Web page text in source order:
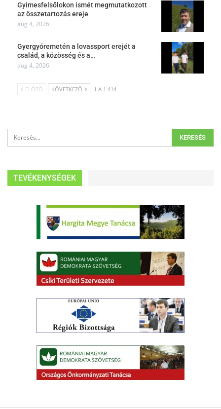
Gyimesfelsőlokon ismét megmutatkozott
az összetartozás ereje
aug 4, 2026
Gyergyóremetén a lovassport erejét a
család, a közösség és a…
aug 4, 2026
ELŐZŐ KÖVETKEZŐ 1 A 1 414
TEVÉKENYSÉGEK